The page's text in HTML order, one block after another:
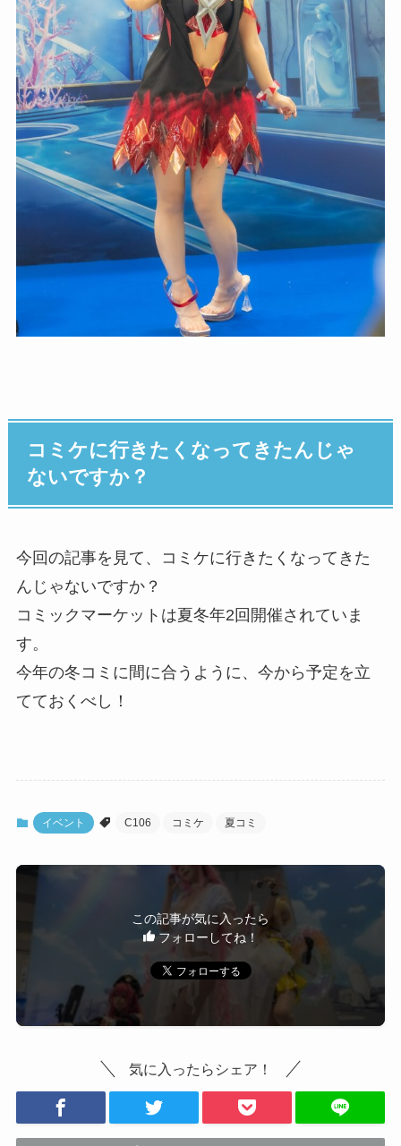
コミケに行きたくなってきたんじゃ
ないですか？
今回の記事を見て、コミケに行きたくなってきた
んじゃないですか？
コミックマーケットは夏冬年2回開催されていま
す。
今年の冬コミに間に合うように、今から予定を立
てておくべし！
イベント C106 コミケ 夏コミ
この記事が気に入ったら
フォローしてね！
気に入ったらシェア！